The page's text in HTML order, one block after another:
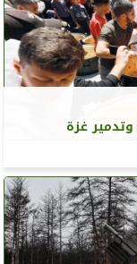
غزة